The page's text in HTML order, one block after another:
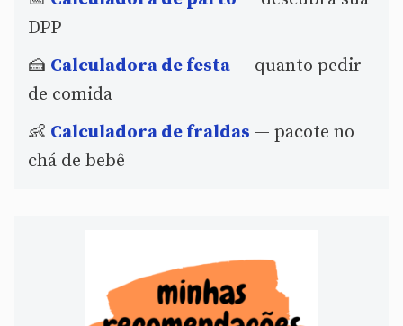
DPP
🍰 Calculadora de festa — quanto pedir
de comida
👶 Calculadora de fraldas — pacote no
chá de bebê